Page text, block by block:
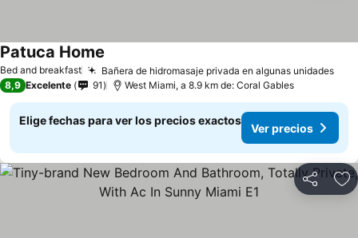
Bed and breakfast Bañera de hidromasaje privada en algunas unidades
Patuca Home
8,9 Excelente 91 West Miami, a 8.9 km de: Coral Gables
Elige fechas para ver los precios exactos
Ver precios
Compartir